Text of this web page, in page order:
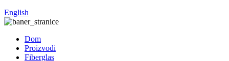
English
Dom
Proizvodi
Fiberglas